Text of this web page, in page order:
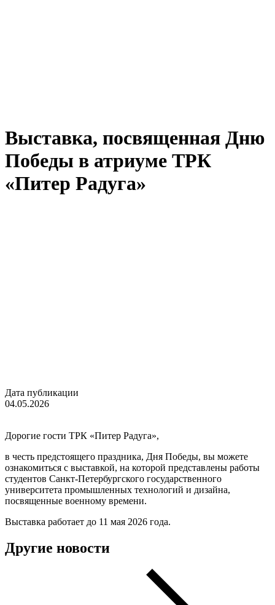
Выставка, посвященная Дню
Победы в атриуме ТРК
«Питер Радуга»
Дата публикации
04.05.2026
Дорогие гости ТРК «Питер Радуга»,
в честь предстоящего праздника, Дня Победы, вы можете
ознакомиться с выставкой, на которой представлены работы
студентов Санкт-Петербургского государственного
университета промышленных технологий и дизайна,
посвященные военному времени.
Выставка работает до 11 мая 2026 года.
Другие новости